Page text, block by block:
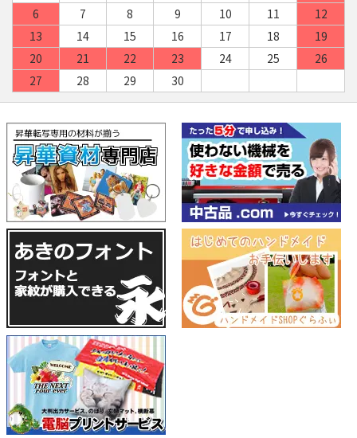
6
7 8 9 10 11
12
13
14 15 16 17 18
19
20
21 22 23 24 25
26
27
28 29 30